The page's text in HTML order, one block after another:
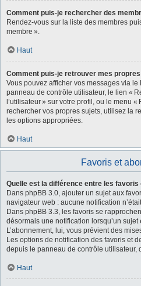
Comment puis-je rechercher des
Rendez-vous sur la liste des membres
membre ».
Haut
Comment puis-je retrouver mes
Vous pouvez afficher vos messages via le
panneau de contrôle utilisateur, le lien «
l’utilisateur » sur votre profil, ou le menu
rechercher vos propres sujets, utilisez la
les options appropriées.
Haut
Favoris et
Quelle est la différence entre les favoris
Dans phpBB 3.0, ajouter un sujet aux
navigateur web : aucune notification
Dans phpBB 3.3, les favoris se
désormais une notification lorsqu’un sujet
L’abonnement, lui, vous prévient des
Les options de notification des favoris et
depuis le panneau de contrôle utilisateur,
Haut